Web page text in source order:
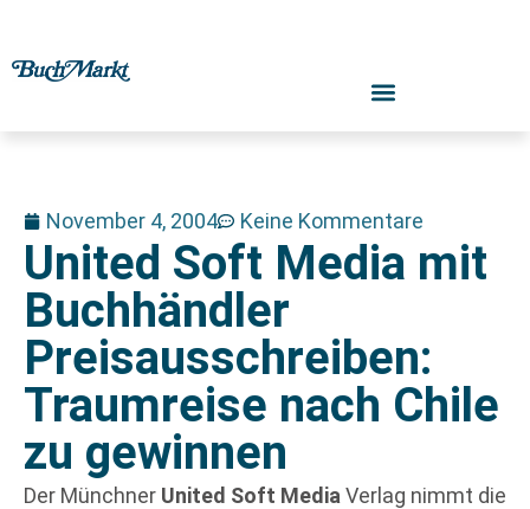
November 4, 2004 Keine Kommentare
United Soft Media mit
Buchhändler
Preisausschreiben:
Traumreise nach Chile
zu gewinnen
Der Münchner United Soft Media Verlag nimmt die